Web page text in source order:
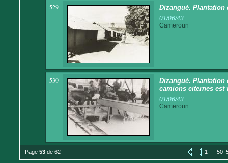
529 Dizangué. Plantation
01/06/43
Cameroun
530
Dizangué. Plantation
camions citernes est
01/06/43
Cameroun
Page 53 de 62 1 ... 50